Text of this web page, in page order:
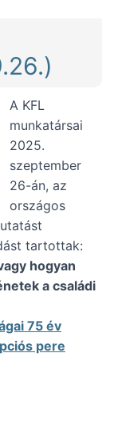
A KFL
munkatársai
2025.
szeptember
26-án, az
országos
tartottak:
hogyan
a családi
75 év
pere